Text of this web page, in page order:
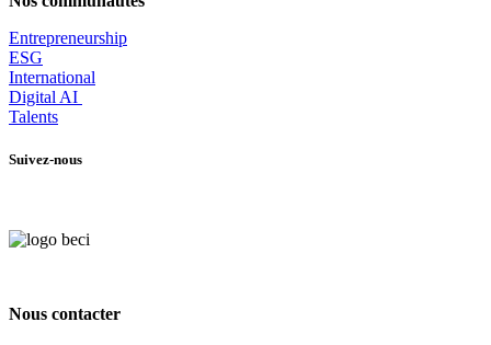
Entrepreneurship
ESG
International
Digital AI
Talents
Suivez-nous
Nous contacter